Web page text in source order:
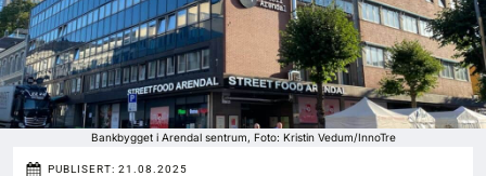
Bygg-guiden
Logg inn
Bygg Bankbygget i Arendal sentrum, Foto: Kristin Vedum/InnoTre
PUBLISERT: 21.08.2025